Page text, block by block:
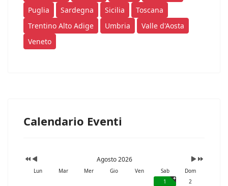
Puglia
Sardegna Sicilia
Toscana
Trentino Alto Adige
Umbria
Valle d'Aosta
Veneto
Calendario Eventi
Agosto 2026
Lun Mar Mer Gio Ven Sab
Dom
1
2